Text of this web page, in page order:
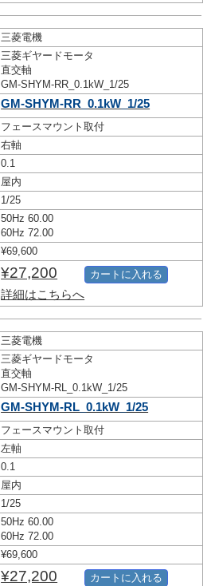
三菱電機
三菱ギヤードモータ
直交軸
GM-SHYM-RR_0.1kW_1/25
GM-SHYM-RR_0.1kW_1/25
フェースマウント取付
右軸
0.1
屋内
1/25
50Hz 60.00
60Hz 72.00
¥69,600
¥27,200
詳細はこちらへ
カートに入れる
三菱電機
三菱ギヤードモータ
直交軸
GM-SHYM-RL_0.1kW_1/25
GM-SHYM-RL_0.1kW_1/25
フェースマウント取付
左軸
0.1
屋内
1/25
50Hz 60.00
60Hz 72.00
¥69,600
¥27,200 カートに入れる